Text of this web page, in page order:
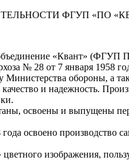
ФГУП «ПО
«Квант»
№ 28 от 7 января 1958
обороны, а
и надежность.
освоены и выпущены
освоено
цветного изображения,